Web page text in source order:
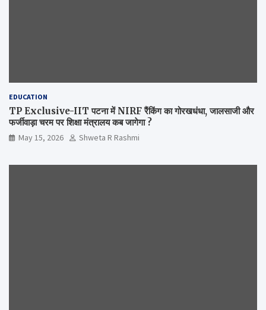
EDUCATION
TP Exclusive-IIT पटना में NIRF रैंकिंग का गोरखधंधा, जालसाजी और
फर्जीवाड़ा चरम पर शिक्षा मंत्रालय कब जागेगा ?
May 15, 2026 Shweta R Rashmi